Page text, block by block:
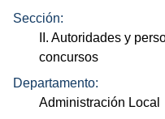
Sección:
II. Autoridades y
concursos
Departamento:
Administración Local